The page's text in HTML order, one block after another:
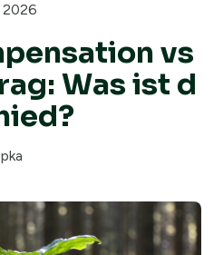
2026
vs
Was ist d